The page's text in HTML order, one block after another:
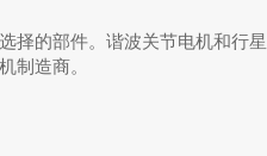
择的部件。谐波关节电机和行
制造商。